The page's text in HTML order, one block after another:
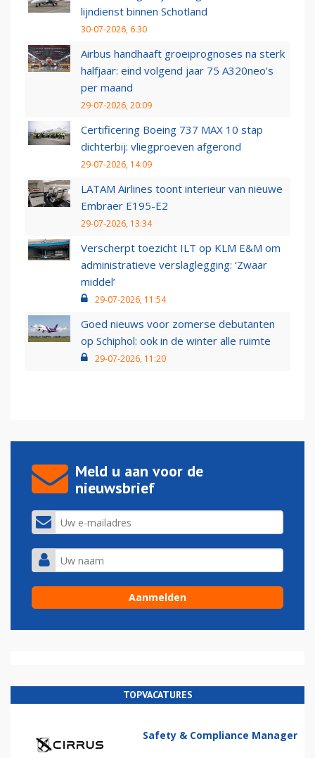
lijndienst binnen Schotland
30-07-2026, 6:30
Airbus handhaaft groeiprognoses na sterk
halfjaar: eind volgend jaar 75 A320neo’s
per maand
29-07-2026, 20:09
Certificering Boeing 737 MAX 10 stap
dichterbij: vliegproeven afgerond
29-07-2026, 14:09
LATAM Airlines toont interieur van nieuwe
Embraer E195-E2
29-07-2026, 13:34
Verscherpt toezicht ILT op KLM E&M om
administratieve verslaglegging: ‘Zwaar
middel’
29-07-2026, 11:54
Goed nieuws voor zomerse debutanten
op Schiphol: ook in de winter alle ruimte
29-07-2026, 11:20
Meld u aan voor de
nieuwsbrief
TOPVACATURES
Safety & Compliance Manager